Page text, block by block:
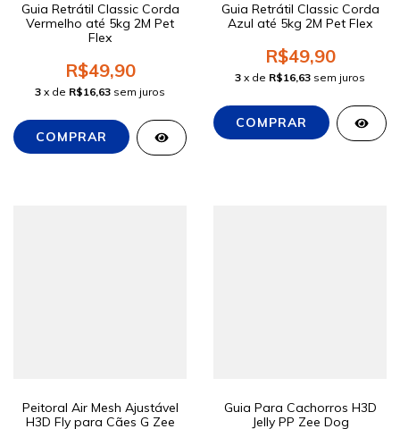
Guia Retrátil Classic Corda
Vermelho até 5kg 2M Pet
Flex
R$49,90
3 x de R$16,63 sem juros
Guia Retrátil Classic Corda
Azul até 5kg 2M Pet Flex
R$49,90
3 x de R$16,63 sem juros
Peitoral Air Mesh Ajustável
H3D Fly para Cães G Zee
Guia Para Cachorros H3D
Jelly PP Zee Dog